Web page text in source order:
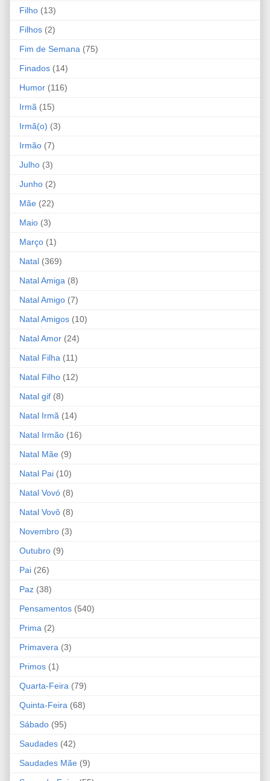
Filho (13)
Filhos (2)
Fim de Semana (75)
Finados (14)
Humor (116)
Irmã (15)
Irmã(o) (3)
Irmão (7)
Julho (3)
Junho (2)
Mãe (22)
Maio (3)
Março (1)
Natal (369)
Natal Amiga (8)
Natal Amigo (7)
Natal Amigos (10)
Natal Amor (24)
Natal Filha (11)
Natal Filho (12)
Natal gif (8)
Natal Irmã (14)
Natal Irmão (16)
Natal Mãe (9)
Natal Pai (10)
Natal Vovó (8)
Natal Vovô (8)
Novembro (3)
Outubro (9)
Pai (26)
Paz (38)
Pensamentos (540)
Prima (2)
Primavera (3)
Primos (1)
Quarta-Feira (79)
Quinta-Feira (68)
Sábado (95)
Saudades (42)
Saudades Mãe (9)